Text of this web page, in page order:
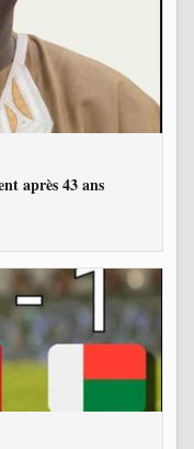
après 43 ans